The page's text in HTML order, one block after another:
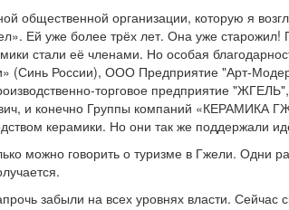
общественной организации, которую я
Ей уже более трёх лет. Она уже старожил!
стали её членами. Но особая
(Синь России), ООО Предприятие "Арт-
торговое предприятие
и конечно Группы компаний «КЕРАМИКА
керамики. Но они так же поддержали
можно говорить о туризме в Гжели. Одни
забыли на всех уровнях власти. Сейчас